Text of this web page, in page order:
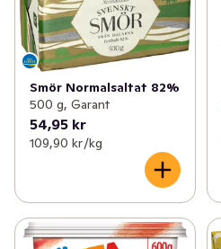
Smör Normalsaltat 82%
500 g, Garant
54,95 kr
109,90 kr /kg